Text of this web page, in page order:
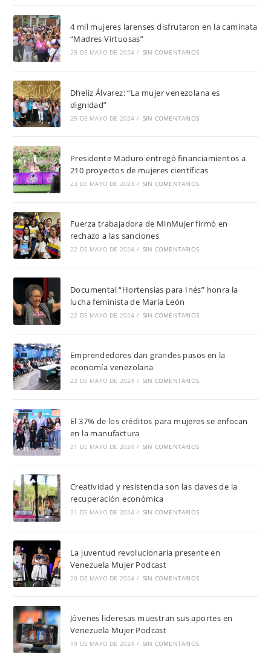
4 mil mujeres larenses disfrutaron en la caminata
“Madres Virtuosas”
25 DE MAYO DE 2024 / SIN COMENTARIOS
Dheliz Álvarez: “La mujer venezolana es
dignidad”
25 DE MAYO DE 2024 / SIN COMENTARIOS
Presidente Maduro entregó financiamientos a
210 proyectos de mujeres científicas
23 DE MAYO DE 2024 / SIN COMENTARIOS
Fuerza trabajadora de MinMujer firmó en
rechazo a las sanciones
22 DE MAYO DE 2024 / SIN COMENTARIOS
Documental “Hortensias para Inés” honra la
lucha feminista de María León
22 DE MAYO DE 2024 / SIN COMENTARIOS
Emprendedores dan grandes pasos en la
economía venezolana
22 DE MAYO DE 2024 / SIN COMENTARIOS
El 37% de los créditos para mujeres se enfocan
en la manufactura
21 DE MAYO DE 2024 / SIN COMENTARIOS
Creatividad y resistencia son las claves de la
recuperación económica
21 DE MAYO DE 2024 / SIN COMENTARIOS
La juventud revolucionaria presente en
Venezuela Mujer Podcast
20 DE MAYO DE 2024 / SIN COMENTARIOS
Jóvenes lideresas muestran sus aportes en
Venezuela Mujer Podcast
19 DE MAYO DE 2024 / SIN COMENTARIOS